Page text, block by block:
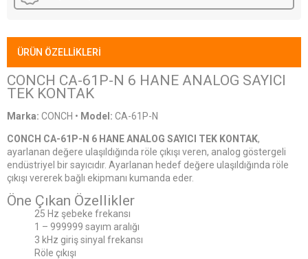
ÜRÜN ÖZELLIKLERI
CONCH CA-61P-N 6 HANE ANALOG SAYICI
TEK KONTAK
Marka: CONCH • Model: CA-61P-N
CONCH CA-61P-N 6 HANE ANALOG SAYICI TEK KONTAK,
ayarlanan değere ulaşıldığında röle çıkışı veren, analog göstergeli
endüstriyel bir sayıcıdır. Ayarlanan hedef değere ulaşıldığında röle
çıkışı vererek bağlı ekipmanı kumanda eder.
Öne Çıkan Özellikler
25 Hz şebeke frekansı
1 – 999999 sayım aralığı
3 kHz giriş sinyal frekansı
Röle çıkışı